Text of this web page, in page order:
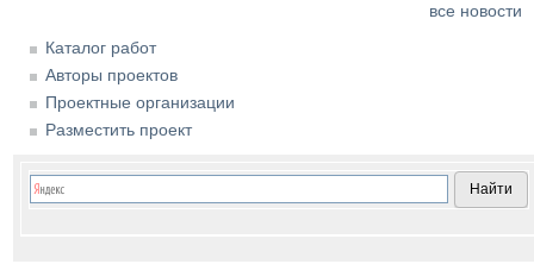
все новости
Каталог работ
Авторы проектов
Проектные организации
Разместить проект